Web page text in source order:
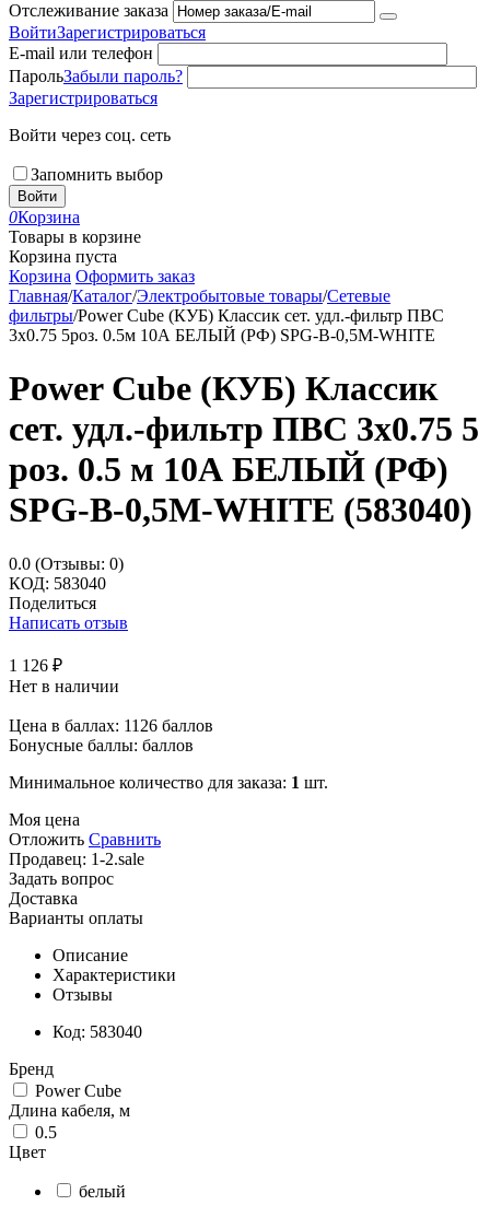
Отслеживание заказа
ВойтиЗарегистрироваться
E-mail или телефон
ПарольЗабыли пароль?
Зарегистрироваться
Войти через соц. сеть
Запомнить выбор
Войти
0Корзина
Товары в корзине
Корзина пуста
Корзина Оформить заказ
Главная/Каталог/Электробытовые товары/Сетевые
фильтры/Power Cube (КУБ) Классик сет. удл.-фильтр ПВС
3х0.75 5роз. 0.5м 10А БЕЛЫЙ (РФ) SPG-B-0,5М-WHITE
Power Cube (КУБ) Классик
сет. удл.-фильтр ПВС 3х0.75 5
роз. 0.5 м 10А БЕЛЫЙ (РФ)
SPG-B-0,5М-WHITE (583040)
0.0 (Отзывы: 0)
КОД: 583040
Поделиться
Написать отзыв
1 126 ₽
Нет в наличии
Цена в баллах: 1126 баллов
Бонусные баллы: баллов
Минимальное количество для заказа: 1 шт.
Моя цена
Отложить Сравнить
Продавец: 1-2.sale
Задать вопрос
Доставка
Варианты оплаты
Описание
Характеристики
Отзывы
Код: 583040
Бренд
Power Cube
Длина кабеля, м
0.5
Цвет
белый